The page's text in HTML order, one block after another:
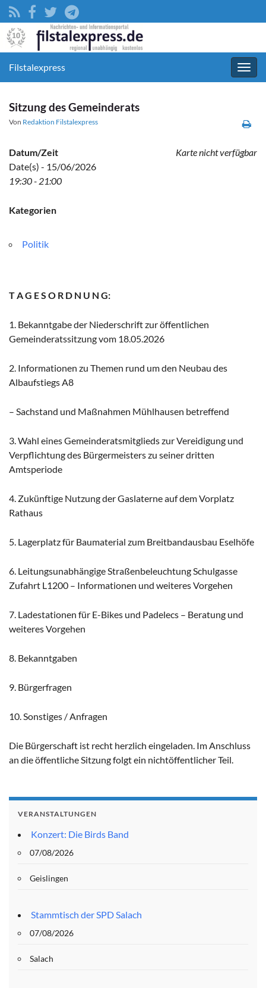
Filstalexpress
Sitzung des Gemeinderats
Von Redaktion Filstalexpress
Karte nicht verfügbar
Datum/Zeit
Date(s) - 15/06/2026
19:30 - 21:00
Kategorien
Politik
T A G E S O R D N U N G:
1. Bekanntgabe der Niederschrift zur öffentlichen
Gemeinderatssitzung vom 18.05.2026
2. Informationen zu Themen rund um den Neubau des
Albaufstiegs A8
– Sachstand und Maßnahmen Mühlhausen betreffend
3. Wahl eines Gemeinderatsmitglieds zur Vereidigung und
Verpflichtung des Bürgermeisters zu seiner dritten
Amtsperiode
4. Zukünftige Nutzung der Gaslaterne auf dem Vorplatz
Rathaus
5. Lagerplatz für Baumaterial zum Breitbandausbau Eselhöfe
6. Leitungsunabhängige Straßenbeleuchtung Schulgasse
Zufahrt L1200 – Informationen und weiteres Vorgehen
7. Ladestationen für E-Bikes und Padelecs – Beratung und
weiteres Vorgehen
8. Bekanntgaben
9. Bürgerfragen
10. Sonstiges / Anfragen
Die Bürgerschaft ist recht herzlich eingeladen. Im Anschluss
an die öffentliche Sitzung folgt ein nichtöffentlicher Teil.
VERANSTALTUNGEN
Konzert: Die Birds Band
07/08/2026
Geislingen
Stammtisch der SPD Salach
07/08/2026
Salach